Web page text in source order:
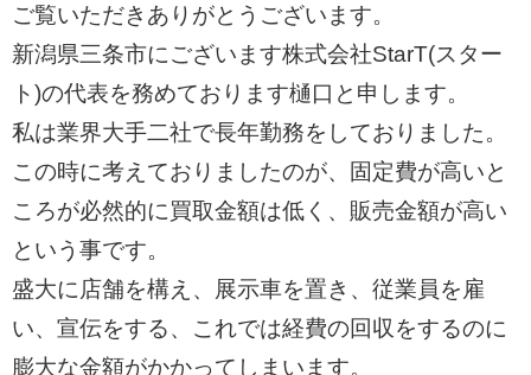
ご覧いただきありがとうございます。
新潟県三条市にございます株式会社StarT(スター
ト)の代表を務めております樋口と申します。
私は業界大手二社で長年勤務をしておりました。
この時に考えておりましたのが、固定費が高いと
ころが必然的に買取金額は低く、販売金額が高い
という事です。
盛大に店舗を構え、展示車を置き、従業員を雇
い、宣伝をする、これでは経費の回収をするのに
膨大な金額がかかってしまいます。